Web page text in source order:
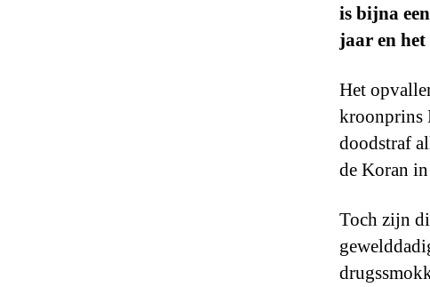
is bijna
jaar en
Het
kroonprins
doodstraf
de Koran
Toch zijn